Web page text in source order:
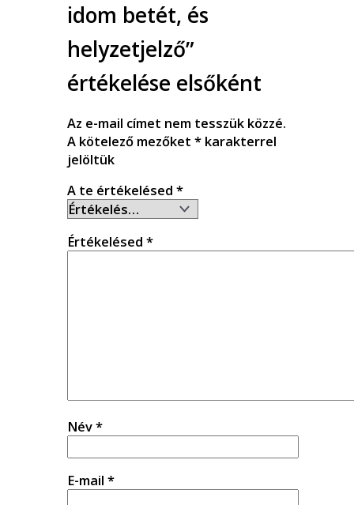
idom betét, és
helyzetjelző”
értékelése elsőként
Az e-mail címet nem tesszük közzé.
A kötelező mezőket *karakterrel
jelöltük
A te értékelésed *
Értékelésed *
Név*
E-mail *